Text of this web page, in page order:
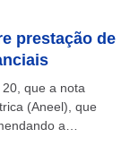
prestação de
que a nota
(Aneel), que
a